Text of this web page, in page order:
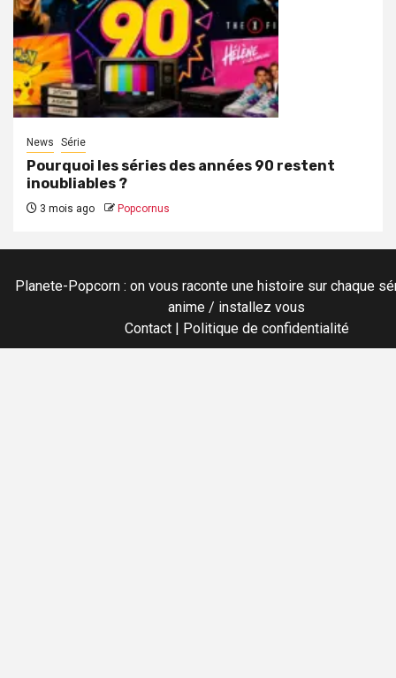
News Série
Pourquoi les séries des années 90 restent
inoubliables ?
3 mois ago Popcornus
Planete-Popcorn : on vous raconte une histoire sur chaque
anime / installez vous
Contact| Politique de confidentialité